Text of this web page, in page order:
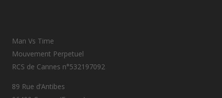
Man Vs Time
Mouvement Perpetuel
RCS de Cannes n°532197092
89 Rue d’Antibes